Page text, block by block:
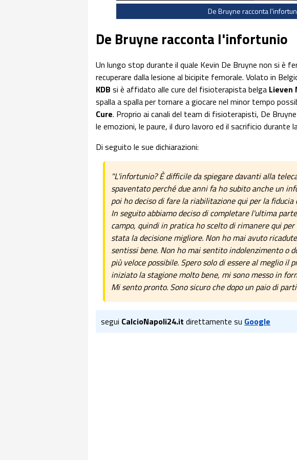
De Bruyne racconta
De Bruyne racconta l'infortunio
Un lungo stop durante il quale Kevin De Bruyne non si è
recuperare dalla lesione al bicipite femorale. Volato in
KDB si è affidato alle cure del fisioterapista belga Lieven
spalla a spalla per tornare a giocare nel minor tempo
Cure. Proprio ai canali del team di fisioterapisti, De
le emozioni, le paure, il duro lavoro ed il sacrificio durante
Di seguito le sue dichiarazioni:
"L'infortunio? È difficile da spiegare davanti alla
spaventato perché due anni fa ho subito anche un
poi ho deciso di fare la riabilitazione qui per la
In seguito abbiamo deciso di completare l'ultima
campo, quindi in pratica ho scelto di rimanere qui
stata la decisione migliore. Non ho mai avuto
sentissi bene. Non ho mai sentito indolenzimento o
più veloce possibile. Spero solo di essere al meglio il
iniziato la stagione molto bene, mi sono messo in
Mi sento pronto. Sono sicuro che dopo un paio di
segui CalcioNapoli24.it direttamente su Google